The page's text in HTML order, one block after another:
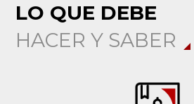
LO QUE DEBE
HACER Y SABER